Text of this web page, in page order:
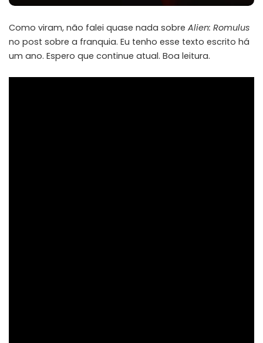
Como viram, não falei quase nada sobre Alien: Romulus
no post sobre a franquia. Eu tenho esse texto escrito há
um ano. Espero que continue atual. Boa leitura.